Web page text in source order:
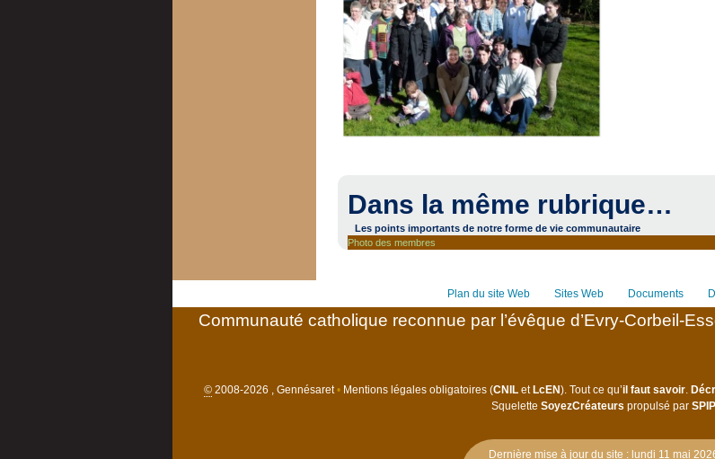
Dans la même rubrique…
Les points importants de notre forme de vie communautaire
Photo des membres
Plan du site Web Sites Web Documents
Communauté catholique reconnue par l’évêque d’Evry-Corbeil-
©2008-2026 , Gennésaret •Mentions légales obligatoires (CNILetLcEN). Tout ce qu’il faut savoir.
Squelette SoyezCréateurs propulsé par SPIP
Dernière mise à jour du site : lundi 11 mai